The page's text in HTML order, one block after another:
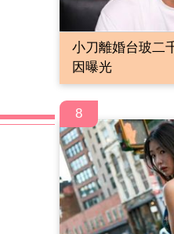
小刀離婚台玻二
因曝光
8